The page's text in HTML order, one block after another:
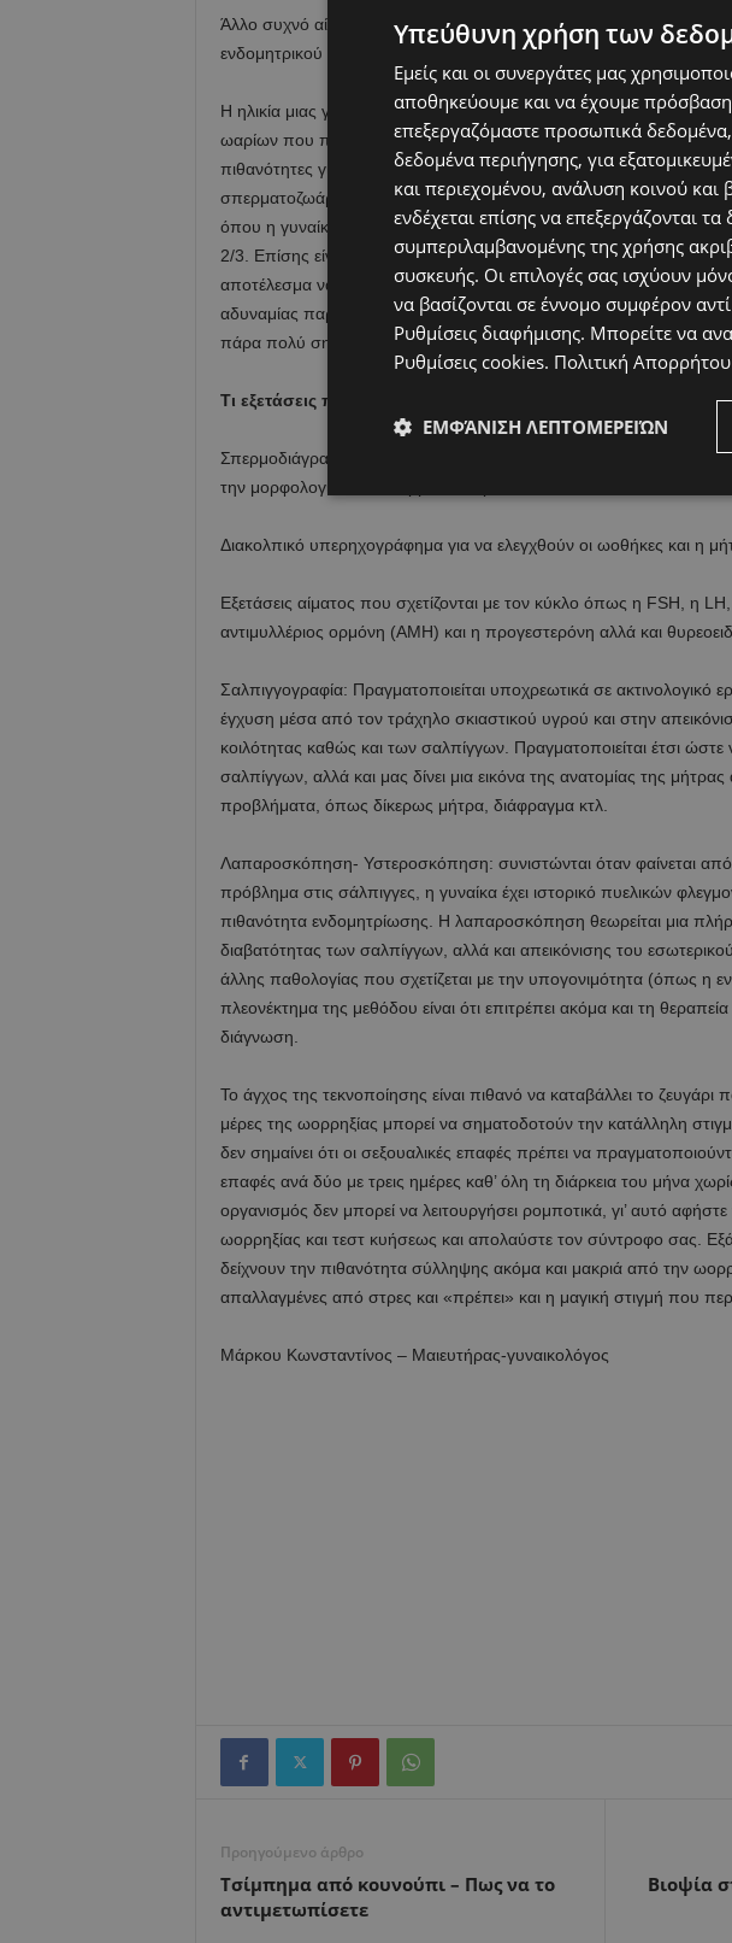
Άλλο συχνό αίτιο γυναικείας υπογονιμότητας είναι και η
ενδομητρικού ιστού, ο οποίος, υπό φυσιολογικές συνθήκες,
Η ηλικία μιας γυναίκας είναι πάρα πολύ σημαντική όσον αφορά
ωαρίων που παράγει. Καθώς τα χρόνια περνούν η ποιότητα
πιθανότητες για χρωμοσωμικές ανωμαλίες. Ταυτόχρονα το ωάριο
σπερματοζωάριο να μην μπορεί να το διαπεράσει και να το
όπου η γυναίκα είναι άνω των 30, αντιμετωπίζουν πρόβλημα
2/3. Επίσης είναι αρκετές πλέον οι περιπτώσεις όπου γυναίκες
αποτέλεσμα να έχουμε πιο εμφανή τα συμπτώματα της πρόωρης
αδυναμίας παραγωγής ωαρίων. Η ηλικία λοιπόν ακόμα και αν όλα
πάρα πολύ σημαντικό ρόλο.
Τι εξετάσεις πρέπει να γίνουν;
Σπερμοδιάγραμμα με το οποίο ελέγχουμε τον όγκο του σπέρματος,
την μορφολογία των σπερματοζωαρίων.
Διακολπικό υπερηχογράφημα για να ελεγχθούν οι ωοθήκες και η
Εξετάσεις αίματος που σχετίζονται με τον κύκλο όπως η FSH, η
αντιμυλλέριος ορμόνη (AMH) και η προγεστερόνη αλλά και
Σαλπιγγογραφία: Πραγματοποιείται υποχρεωτικά σε ακτινολογικό
έγχυση μέσα από τον τράχηλο σκιαστικού υγρού και στην
κοιλότητας καθώς και των σαλπίγγων. Πραγματοποιείται έτσι
σαλπίγγων, αλλά και μας δίνει μια εικόνα της ανατομίας της
προβλήματα, όπως δίκερως μήτρα, διάφραγμα κτλ.
Λαπαροσκόπηση- Υστεροσκόπηση: συνιστώνται όταν φαίνεται από
πρόβλημα στις σάλπιγγες, η γυναίκα έχει ιστορικό πυελικών
πιθανότητα ενδομητρίωσης. Η λαπαροσκόπηση θεωρείται μια
διαβατότητας των σαλπίγγων, αλλά και απεικόνισης του
άλλης παθολογίας που σχετίζεται με την υπογονιμότητα (όπως η
πλεονέκτημα της μεθόδου είναι ότι επιτρέπει ακόμα και τη θεραπεία
διάγνωση.
Το άγχος της τεκνοποίησης είναι πιθανό να καταβάλλει το ζευγάρι
μέρες της ωορρηξίας μπορεί να σηματοδοτούν την κατάλληλη
δεν σημαίνει ότι οι σεξουαλικές επαφές πρέπει να
επαφές ανά δύο με τρεις ημέρες καθ’ όλη τη διάρκεια του μήνα
οργανισμός δεν μπορεί να λειτουργήσει ρομποτικά, γι’ αυτό
ωορρηξίας και τεστ κυήσεως και απολαύστε τον σύντροφο σας.
δείχνουν την πιθανότητα σύλληψης ακόμα και μακριά από την
απαλλαγμένες από στρες και «πρέπει» και η μαγική στιγμή που
Μάρκου Κωνσταντίνος – Μαιευτήρας-γυναικολόγος
Προηγούμενο άρθρο
Τσίμπημα από κουνούπι – Πως να το
αντιμετωπίσετε
Βιοψία
Υπεύθυνη χρήση των
Εμείς και οι συνεργάτες μας
αποθηκεύουμε και να έχουμε
επεξεργαζόμαστε προσωπικά
δεδομένα περιήγησης, για
και περιεχομένου, ανάλυση κοινού και
ενδέχεται επίσης να επεξεργάζονται
συμπεριλαμβανομένης της χρήσης
συσκευής. Οι επιλογές σας ισχύουν
να βασίζονται σε έννομο συμφέρον
Ρυθμίσεις διαφήμισης. Μπορείτε να
Ρυθμίσεις cookies. Πολιτική Απορρήτου
ΕΜΦΆΝΙΣΗ ΛΕΠΤΟΜΕΡΕΙΏΝ